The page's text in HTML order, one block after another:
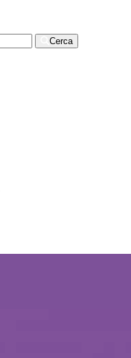
Cerca